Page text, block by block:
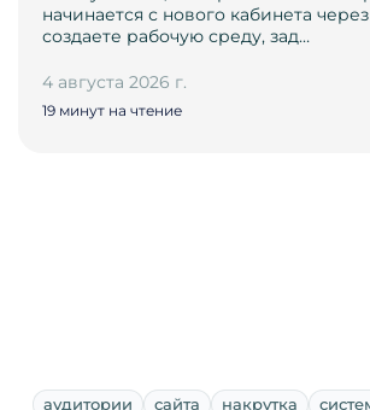
начинается с нового кабинета
создаете рабочую среду, зад…
4 августа 2026 г.
19 минут на чтение
аудитории сайта накрутка